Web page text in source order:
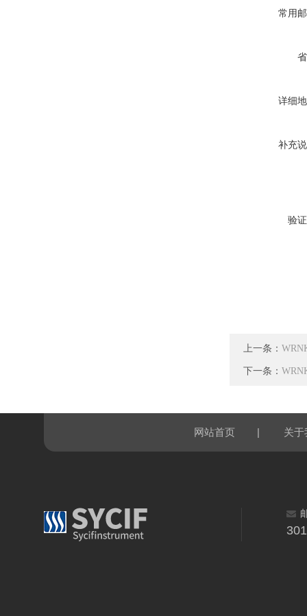
常用
详细
补充
验
上一条：
下一条：
网站首页 | 关于